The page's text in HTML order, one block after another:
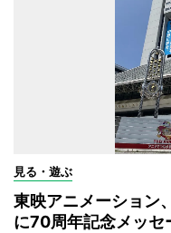
見る・遊ぶ
東映アニメーション
に70周年記念メッセ